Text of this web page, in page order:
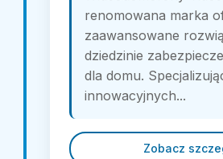
renomowana marka
zaawansowane
dziedzinie
dla domu.
innowacyjnych...
Zobacz